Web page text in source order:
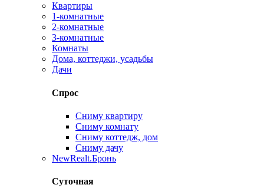
Квартиры
1-комнатные
2-комнатные
3-комнатные
Комнаты
Дома, коттеджи, усадьбы
Дачи
Спрос
Сниму квартиру
Сниму комнату
Сниму коттедж, дом
Сниму дачу
NewRealt.Бронь
Суточная